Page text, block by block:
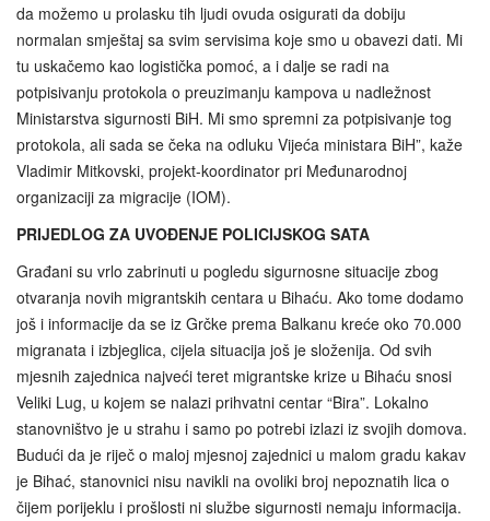
da možemo u prolasku tih ljudi ovuda osigurati da dobiju
normalan smještaj sa svim servisima koje smo u obavezi dati. Mi
tu uskačemo kao logistička pomoć, a i dalje se radi na
potpisivanju protokola o preuzimanju kampova u nadležnost
Ministarstva sigurnosti BiH. Mi smo spremni za potpisivanje tog
protokola, ali sada se čeka na odluku Vijeća ministara BiH”, kaže
Vladimir Mitkovski, projekt-koordinator pri Međunarodnoj
organizaciji za migracije (IOM).
PRIJEDLOG ZA UVOĐENJE POLICIJSKOG SATA
Građani su vrlo zabrinuti u pogledu sigurnosne situacije zbog
otvaranja novih migrantskih centara u Bihaću. Ako tome dodamo
još i informacije da se iz Grčke prema Balkanu kreće oko 70.000
migranata i izbjeglica, cijela situacija još je složenija. Od svih
mjesnih zajednica najveći teret migrantske krize u Bihaću snosi
Veliki Lug, u kojem se nalazi prihvatni centar “Bira”. Lokalno
stanovništvo je u strahu i samo po potrebi izlazi iz svojih domova.
Budući da je riječ o maloj mjesnoj zajednici u malom gradu kakav
je Bihać, stanovnici nisu navikli na ovoliki broj nepoznatih lica o
čijem porijeklu i prošlosti ni službe sigurnosti nemaju informacija.